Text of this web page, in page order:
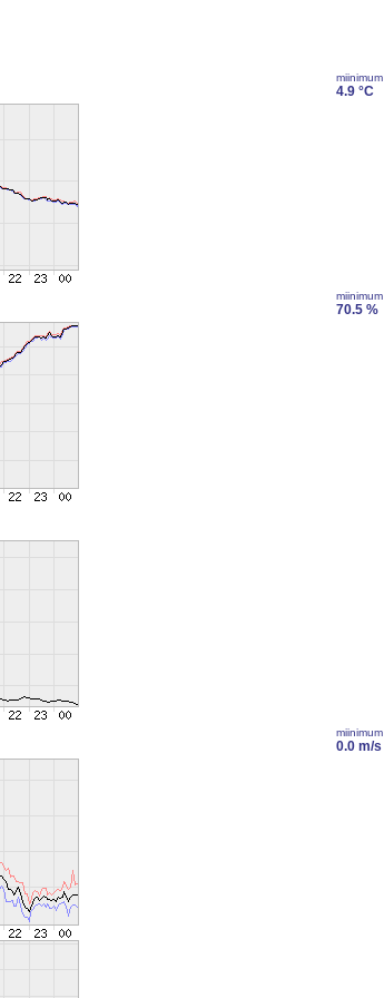
miinimum
4.9 °C
miinimum
70.5 %
miinimum
0.0 m/s